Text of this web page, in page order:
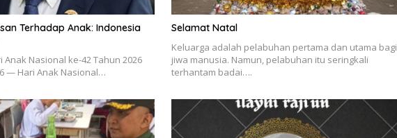
Terhadap Anak: Indonesia
Anak Nasional ke-42 Tahun 2026
— Hari Anak Nasional…
Selamat Natal
Keluarga adalah pelabuhan pertama dan utama bagi
jiwa manusia. Namun, pelabuhan itu seringkali
terhantam badai….